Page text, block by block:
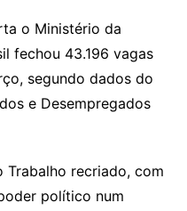
o Ministério da
fechou 43.196 vagas
segundo dados do
e Desempregados
recriado, com
político num